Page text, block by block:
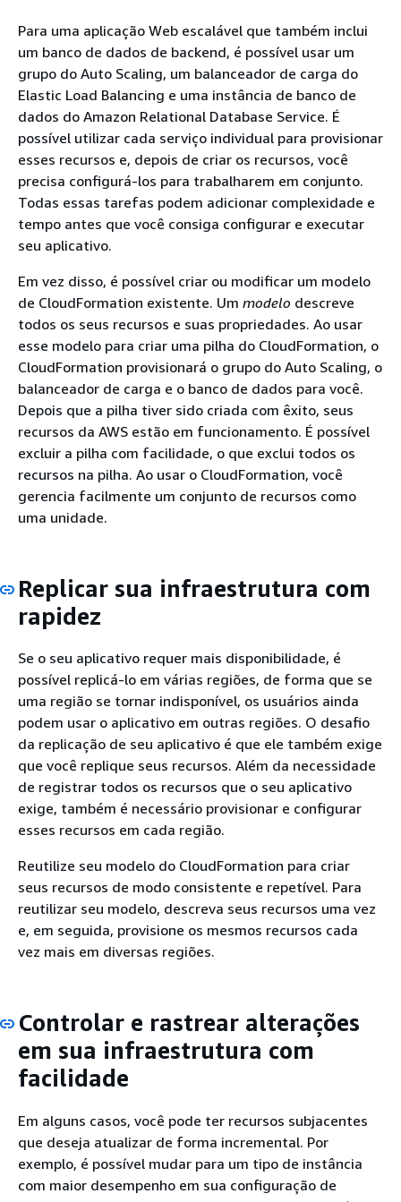
Para uma aplicação Web escalável que também inclui
um banco de dados de backend, é possível usar um
grupo do Auto Scaling, um balanceador de carga do
Elastic Load Balancing e uma instância de banco de
dados do Amazon Relational Database Service. É
possível utilizar cada serviço individual para provisionar
esses recursos e, depois de criar os recursos, você
precisa configurá-los para trabalharem em conjunto.
Todas essas tarefas podem adicionar complexidade e
tempo antes que você consiga configurar e executar
seu aplicativo.
Em vez disso, é possível criar ou modificar um modelo
de CloudFormation existente. Um modelo descreve
todos os seus recursos e suas propriedades. Ao usar
esse modelo para criar uma pilha do CloudFormation, o
CloudFormation provisionará o grupo do Auto Scaling, o
balanceador de carga e o banco de dados para você.
Depois que a pilha tiver sido criada com êxito, seus
recursos da AWS estão em funcionamento. É possível
excluir a pilha com facilidade, o que exclui todos os
recursos na pilha. Ao usar o CloudFormation, você
gerencia facilmente um conjunto de recursos como
uma unidade.
Replicar sua infraestrutura com
rapidez
Se o seu aplicativo requer mais disponibilidade, é
possível replicá-lo em várias regiões, de forma que se
uma região se tornar indisponível, os usuários ainda
podem usar o aplicativo em outras regiões. O desafio
da replicação de seu aplicativo é que ele também exige
que você replique seus recursos. Além da necessidade
de registrar todos os recursos que o seu aplicativo
exige, também é necessário provisionar e configurar
esses recursos em cada região.
Reutilize seu modelo do CloudFormation para criar
seus recursos de modo consistente e repetível. Para
reutilizar seu modelo, descreva seus recursos uma vez
e, em seguida, provisione os mesmos recursos cada
vez mais em diversas regiões.
Controlar e rastrear alterações
em sua infraestrutura com
facilidade
Em alguns casos, você pode ter recursos subjacentes
que deseja atualizar de forma incremental. Por
exemplo, é possível mudar para um tipo de instância
com maior desempenho em sua configuração de